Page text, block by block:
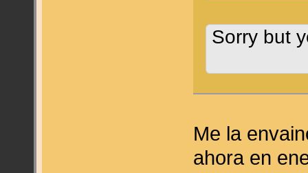
Sorry but
Me la
ahora en